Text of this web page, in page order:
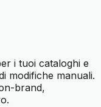
i tuoi cataloghi e
modifiche manuali.
brand,